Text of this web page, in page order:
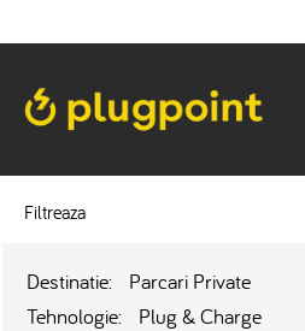
Filtreaza
Destinatie: Parcari Private
Tehnologie: Plug & Charge